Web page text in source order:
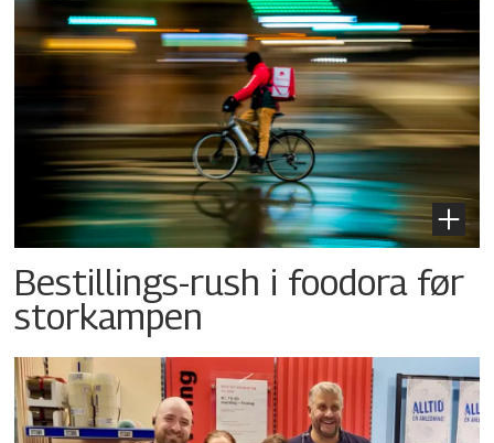
Bestillings-rush i foodora før
storkampen